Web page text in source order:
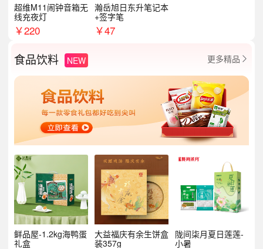
超维M11闹钟音箱无
线充夜灯
￥220
瀚岳旭日东升笔记本
+签字笔
￥47
食品饮料 NEW 更多精品 
鲜品屋-1.2kg海鸭蛋
礼盒
大益福庆有余生饼盒
装357g
陇间柒月夏日莲莲-
小暑